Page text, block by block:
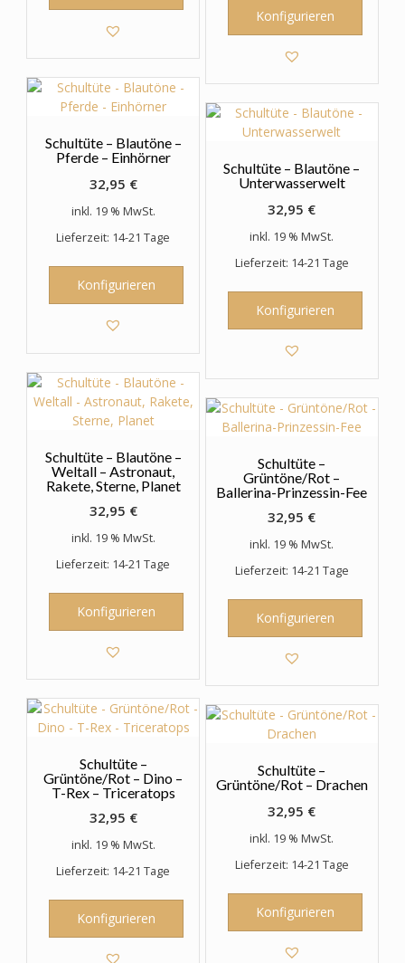
Konfigurieren
Schultüte – Blautöne –
Pferde – Einhörner
32,95 €
inkl. 19 % MwSt.
Lieferzeit: 14-21 Tage
Konfigurieren
Schultüte – Blautöne –
Unterwasserwelt
32,95 €
inkl. 19 % MwSt.
Lieferzeit: 14-21 Tage
Konfigurieren
Schultüte – Blautöne –
Weltall – Astronaut,
Rakete, Sterne, Planet
32,95 €
inkl. 19 % MwSt.
Lieferzeit: 14-21 Tage
Konfigurieren
Schultüte –
Grüntöne/Rot –
Ballerina-Prinzessin-Fee
32,95 €
inkl. 19 % MwSt.
Lieferzeit: 14-21 Tage
Konfigurieren
Schultüte –
Grüntöne/Rot – Dino –
T-Rex – Triceratops
32,95 €
inkl. 19 % MwSt.
Lieferzeit: 14-21 Tage
Konfigurieren
Schultüte –
Grüntöne/Rot – Drachen
32,95 €
inkl. 19 % MwSt.
Lieferzeit: 14-21 Tage
Konfigurieren